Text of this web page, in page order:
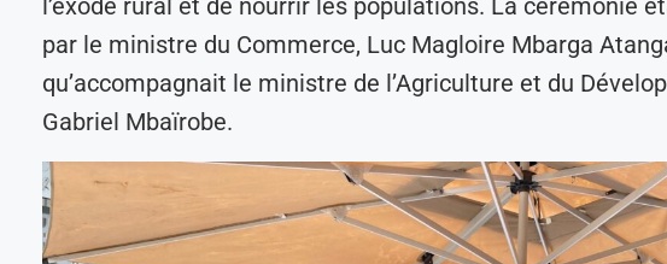
l’exode rural et de nourrir les populations. La cérémonie
par le ministre du Commerce, Luc Magloire Mbarga
qu’accompagnait le ministre de l’Agriculture et du
Gabriel Mbaïrobe.